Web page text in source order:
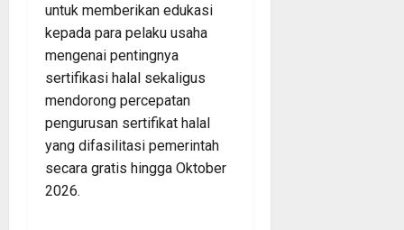
untuk memberikan edukasi
kepada para pelaku usaha
mengenai pentingnya
sertifikasi halal sekaligus
mendorong percepatan
pengurusan sertifikat halal
yang difasilitasi pemerintah
secara gratis hingga Oktober
2026.